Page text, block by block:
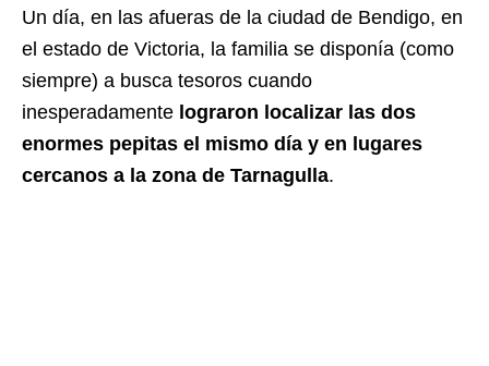
Un día, en las afueras de la ciudad de Bendigo, en
el estado de Victoria, la familia se disponía (como
siempre) a busca tesoros cuando
inesperadamente lograron localizar las dos
enormes pepitas el mismo día y en lugares
cercanos a la zona de Tarnagulla.